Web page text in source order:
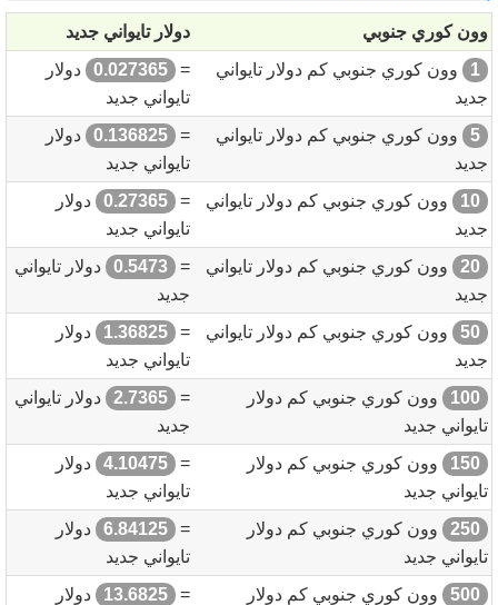
وون كوري جنوبي
دولار تايواني جديد
1
وون كوري جنوبي كم دولار تايواني
جديد
=
0.027365
دولار
تايواني جديد
5
وون كوري جنوبي كم دولار تايواني
جديد
=
0.136825
دولار
تايواني جديد
10
وون كوري جنوبي كم دولار تايواني
جديد
=
0.27365
دولار
تايواني جديد
20
وون كوري جنوبي كم دولار تايواني
جديد
=
0.5473
دولار تايواني
جديد
50
وون كوري جنوبي كم دولار تايواني
جديد
=
1.36825
دولار
تايواني جديد
100
وون كوري جنوبي كم دولار
تايواني جديد
=
2.7365
دولار تايواني
جديد
150
وون كوري جنوبي كم دولار
تايواني جديد
=
4.10475
دولار
تايواني جديد
250
وون كوري جنوبي كم دولار
تايواني جديد
=
6.84125
دولار
تايواني جديد
500
وون كوري جنوبي كم دولار
=
13.6825
دولار